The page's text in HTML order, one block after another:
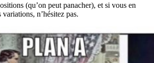
(qu’on peut panacher), et si vous en
variations, n’hésitez pas.